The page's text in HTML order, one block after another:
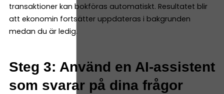
transaktioner kan bokföras automatiskt. Resultatet blir
att ekonomin fortsätter uppdateras i bakgrunden
medan du är ledig.
Steg 3: Använd en AI-assistent
som svarar på dina frågor